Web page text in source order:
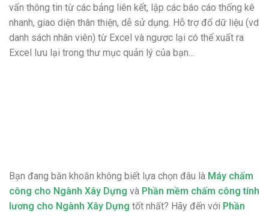
vấn thông tin từ các bảng liên kết, lập các báo cáo thống kê
nhanh, giao diện thân thiện, dễ sử dụng. Hỗ trợ đổ dữ liệu (vd
danh sách nhân viên) từ Excel và ngược lại có thể xuất ra
Excel lưu lại trong thư mục quản lý của bạn…
Bạn đang băn khoăn không biết lựa chọn đâu là Máy chấm
công cho Ngành Xây Dựng và Phần mềm chấm công tính
lương cho Ngành Xây Dựng tốt nhất? Hãy đến với Phần